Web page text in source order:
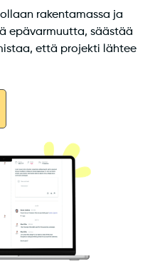
rakentamassa ja
epävarmuutta, säästää
että projekti lähtee